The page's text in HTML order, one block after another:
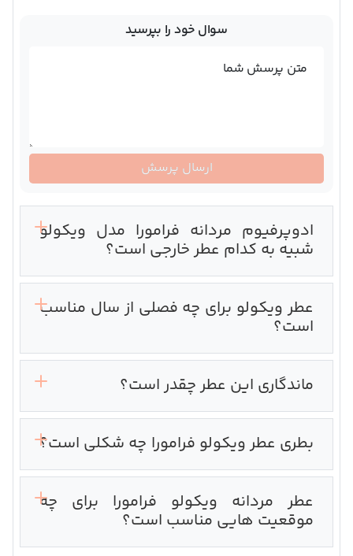
ادوپرفیوم مردانه فرامورا مدل ویکولو
شبیه به کدام عطر خارجی است؟
عطر ویکولو برای چه فصلی از سال مناسب
است؟
ماندگاری این عطر چقدر است؟
بطری عطر ویکولو فرامورا چه شکلی است؟
عطر مردانه ویکولو فرامورا برای چه
موقعیت هایی مناسب است؟
سوال خود را بپرسید
متن پرسش شما
ارسال پرسش